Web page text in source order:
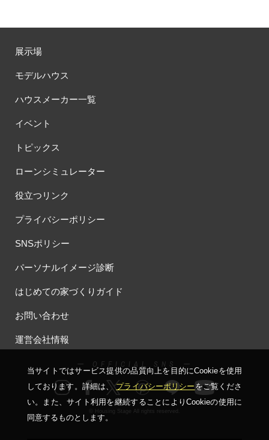
展示場
モデルハウス
ハウスメーカー一覧
イベント
トピックス
ローンシミュレーター
役立つリンク
プライバシーポリシー
SNSポリシー
パーソナルイメージ診断
はじめての家づくりガイド
お問い合わせ
運営会社情報
ー OFFICIAL SNS ー
© Housing Stage All rights reserved.
当サイトではサービス提供の品質向上を⽬的にCookieを使⽤
しております。詳細は、プライバシーポリシーをご覧くださ
い。
また、サイト利⽤を継続することによりCookieの使⽤に
同意するものとします。